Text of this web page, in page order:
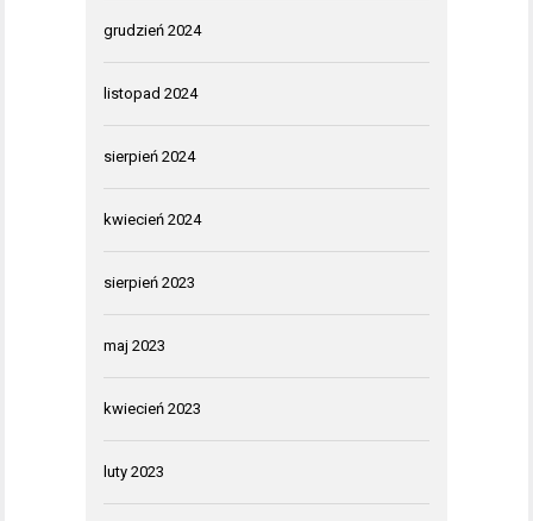
grudzień 2024
listopad 2024
sierpień 2024
kwiecień 2024
sierpień 2023
maj 2023
kwiecień 2023
luty 2023